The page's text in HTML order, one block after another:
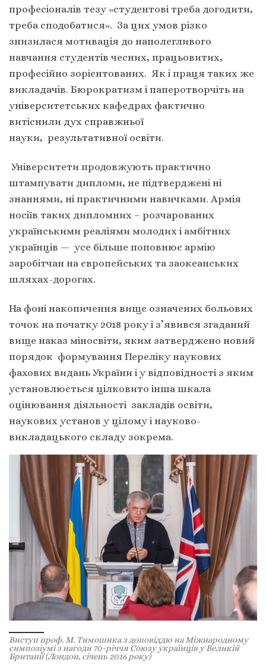
професіоналів тезу «студентові треба догодити,
треба сподобатися». За цих умов різко
знизилася мотивація до наполегливого
навчання студентів чесних, працьовитих,
професійно зорієнтованих. Як і праця таких же
викладачів. Бюрократизм і паперотворчіть на
університетських кафедрах фактично
витіснили дух справжньої
науки, результативної освіти.
Університети продовжують практично
штампувати дипломи, не підтверджені ні
знаннями, ні практичними навичками. Армія
носіїв таких дипломних – розчарованих
українськими реаліями молодих і амбітних
українців — усе більше поповнює армію
заробітчан на європейських та заокеанських
шляхах-дорогах.
На фоні накопичення вище означених больових
точок на початку 2018 року і з’явився згаданий
вище наказ міносвіти, яким затверджено новий
порядок формування Переліку наукових
фахових видань України і у відповідності з яким
установлюється цілковито інша шкала
оцінювання діяльності закладів освіти,
наукових установ у цілому і науково-
викладацького складу зокрема.
Виступ проф. М. Тимошика з доповіддю на Міжнародному
симпозіумі з нагоди 70-річчя Союзу українців у Великій
Британії (Лондон, січень 2016 року)